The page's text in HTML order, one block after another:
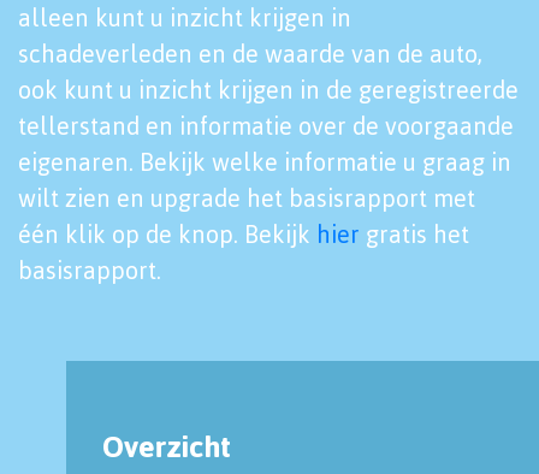
alleen kunt u inzicht krijgen in
schadeverleden en de waarde van de auto,
ook kunt u inzicht krijgen in de geregistreerde
tellerstand en informatie over de voorgaande
eigenaren. Bekijk welke informatie u graag in
wilt zien en upgrade het basisrapport met
één klik op de knop. Bekijk hier gratis het
basisrapport.
Overzicht